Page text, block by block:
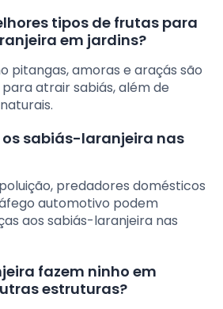
tipos de frutas para
em jardins?
pitangas, amoras e araçás são
atrair sabiás, além de
os sabiás-laranjeira nas
predadores domésticos
automotivo podem
aos sabiás-laranjeira nas
fazem ninho em
estruturas?